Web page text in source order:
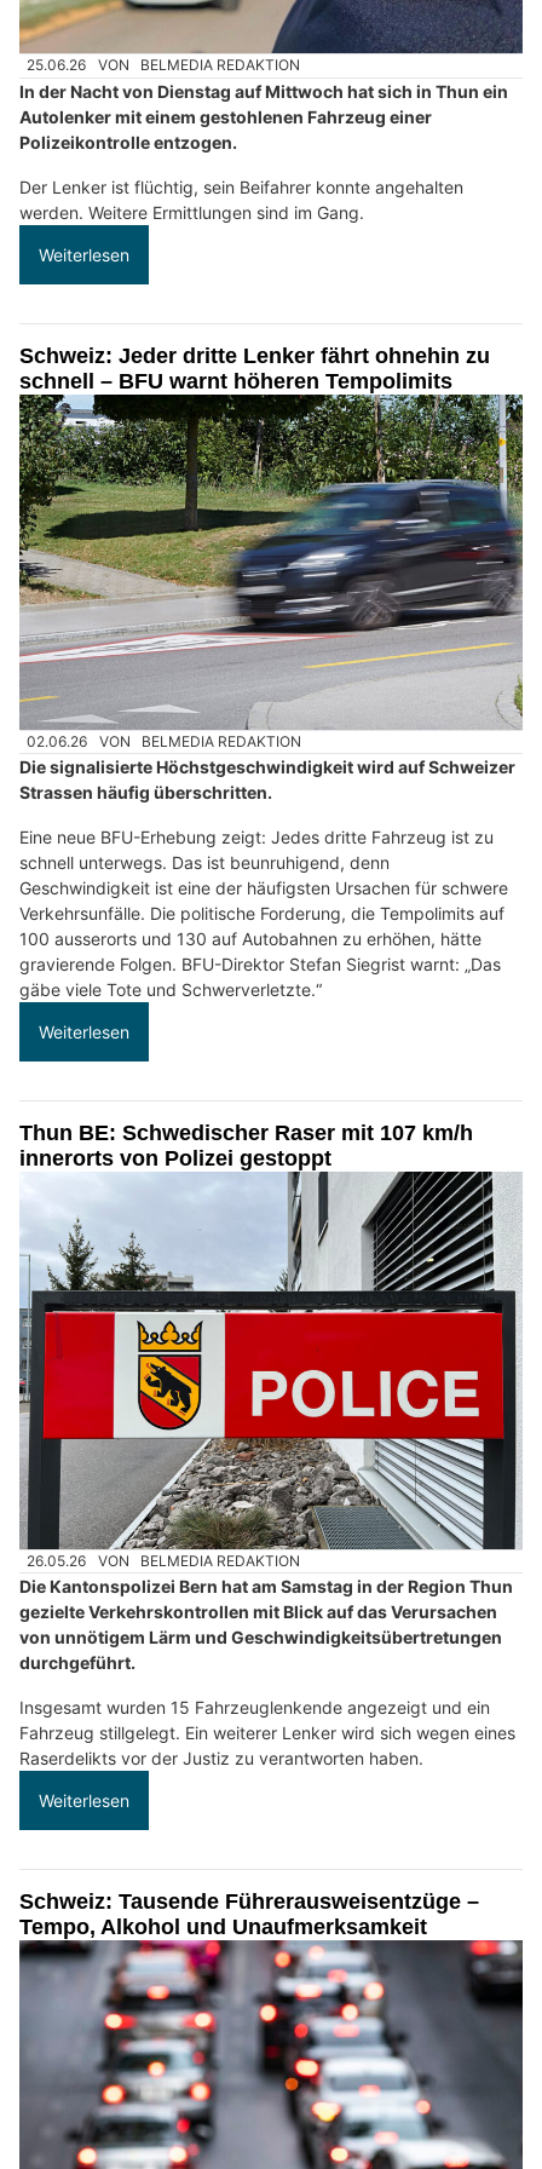
25.06.26 VON BELMEDIA REDAKTION
In der Nacht von Dienstag auf Mittwoch hat sich in Thun ein
Autolenker mit einem gestohlenen Fahrzeug einer
Polizeikontrolle entzogen.
Der Lenker ist flüchtig, sein Beifahrer konnte angehalten
werden. Weitere Ermittlungen sind im Gang.
Weiterlesen
Schweiz: Jeder dritte Lenker fährt ohnehin zu
schnell – BFU warnt höheren Tempolimits
02.06.26 VON BELMEDIA REDAKTION
Die signalisierte Höchstgeschwindigkeit wird auf Schweizer
Strassen häufig überschritten.
Eine neue BFU-Erhebung zeigt: Jedes dritte Fahrzeug ist zu
schnell unterwegs. Das ist beunruhigend, denn
Geschwindigkeit ist eine der häufigsten Ursachen für schwere
Verkehrsunfälle. Die politische Forderung, die Tempolimits auf
100 ausserorts und 130 auf Autobahnen zu erhöhen, hätte
gravierende Folgen. BFU-Direktor Stefan Siegrist warnt: „Das
gäbe viele Tote und Schwerverletzte.“
Weiterlesen
Thun BE: Schwedischer Raser mit 107 km/h
innerorts von Polizei gestoppt
26.05.26 VON BELMEDIA REDAKTION
Die Kantonspolizei Bern hat am Samstag in der Region Thun
gezielte Verkehrskontrollen mit Blick auf das Verursachen
von unnötigem Lärm und Geschwindigkeitsübertretungen
durchgeführt.
Insgesamt wurden 15 Fahrzeuglenkende angezeigt und ein
Fahrzeug stillgelegt. Ein weiterer Lenker wird sich wegen eines
Raserdelikts vor der Justiz zu verantworten haben.
Weiterlesen
Schweiz: Tausende Führerausweisentzüge –
Tempo, Alkohol und Unaufmerksamkeit